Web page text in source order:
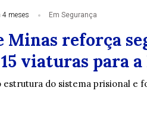
4 meses Em Segurança
Minas reforça
viaturas para
estrutura do sistema prisional e